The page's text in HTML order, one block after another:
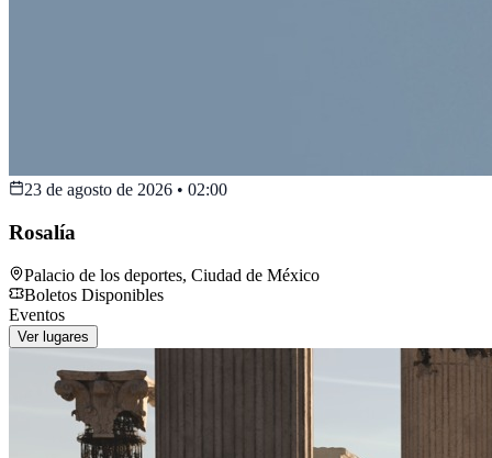
23 de agosto de 2026 • 02:00
Rosalía
Palacio de los deportes, Ciudad de México
Boletos Disponibles
Eventos
Ver lugares